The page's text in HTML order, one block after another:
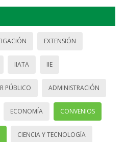
EXTENSIÓN
IIATA IIE
PÚBLICO ADMINISTRACIÓN
ECONOMÍA CONVENIOS
CIENCIA Y TECNOLOGÍA